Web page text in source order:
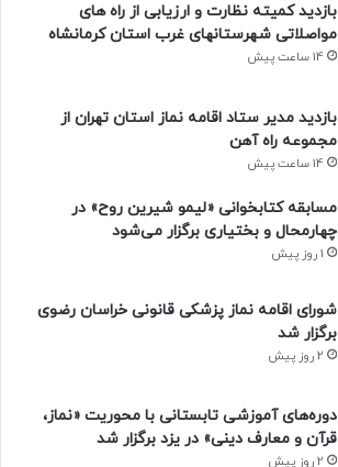
بازدید کمیته نظارت و ارزیابی از راه های
مواصلاتی شهرستانهای غرب استان کرمانشاه
14 ساعت پیش
بازدید مدیر ستاد اقامه نماز استان تهران از
مجموعه راه آهن
14 ساعت پیش
مسابقه کتابخوانی «لیمو شیرین روح» در
چهارمحال و بختیاری برگزار می‌شود
1 روز پیش
شورای اقامه نماز پزشکی قانونی خراسان رضوی
برگزار شد
2 روز پیش
دوره‌های آموزشی تابستانی با محوریت «نماز،
قرآن و معارف دینی» در یزد برگزار شد
2 روز پیش